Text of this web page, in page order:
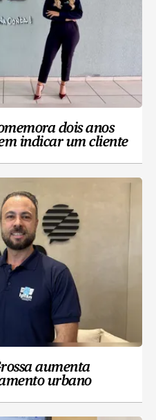
dois anos
indicar um cliente
aumenta
urbano